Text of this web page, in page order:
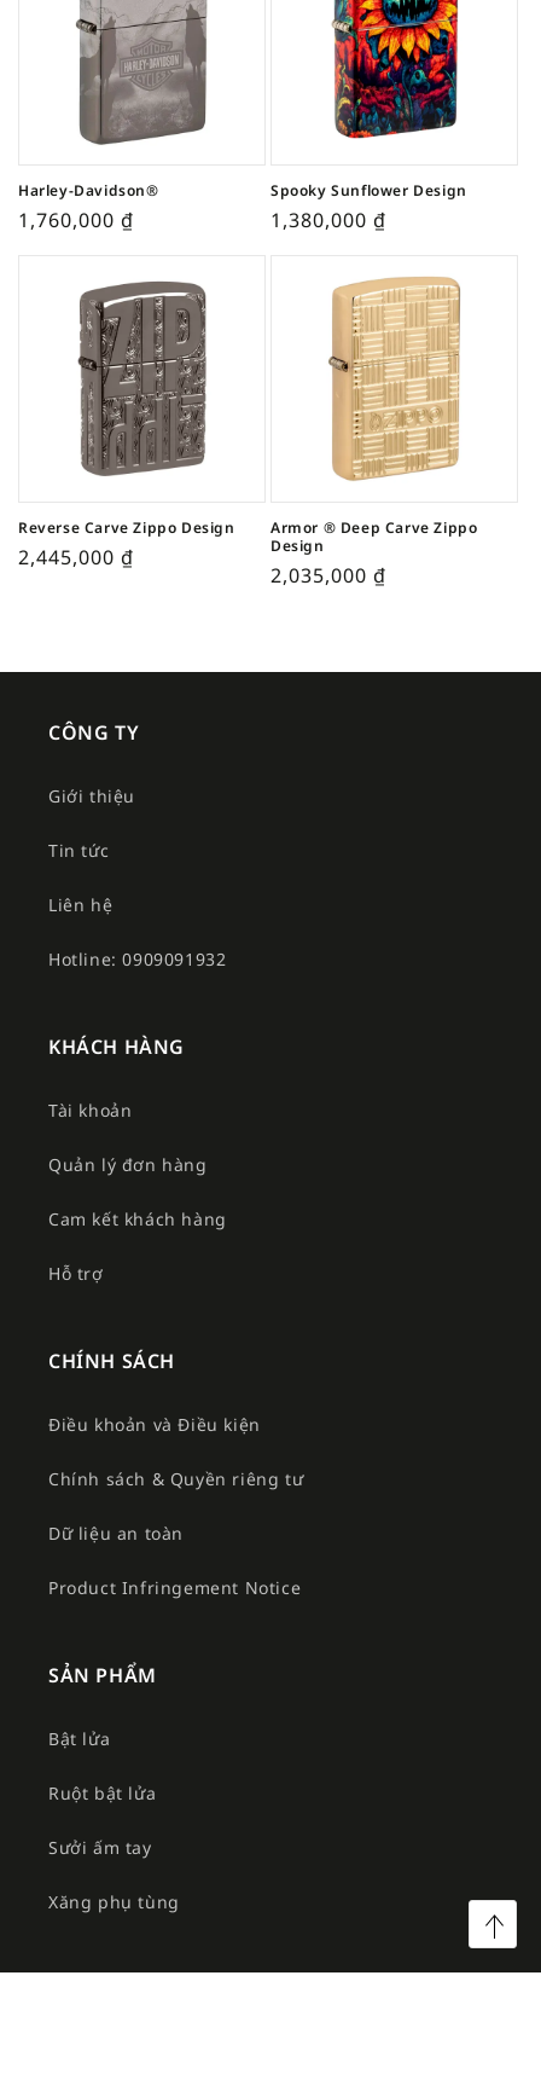
Harley-Davidson®
1,760,000 ₫
Spooky Sunflower Design
1,380,000 ₫
Reverse Carve Zippo Design
2,445,000 ₫
Armor ® Deep Carve Zippo
Design
2,035,000 ₫
CÔNG TY
Giới thiệu
Tin tức
Liên hệ
Hotline: 0909091932
KHÁCH HÀNG
Tài khoản
Quản lý đơn hàng
Cam kết khách hàng
Hỗ trợ
CHÍNH SÁCH
Điều khoản và Điều kiện
Chính sách & Quyền riêng tư
Dữ liệu an toàn
Product Infringement Notice
SẢN PHẨM
Bật lửa
Ruột bật lửa
Sưởi ấm tay
Xăng phụ tùng